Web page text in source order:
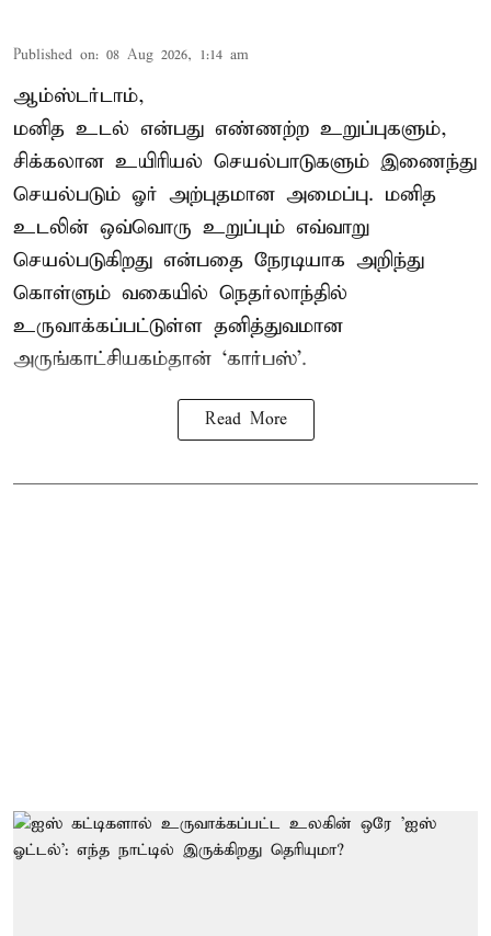
Published on: 08 Aug 2026, 1:14 am
ஆம்ஸ்டர்டாம்,
மனித உடல் என்பது எண்ணற்ற உறுப்புகளும்,
சிக்கலான உயிரியல் செயல்பாடுகளும் இணைந்து
செயல்படும் ஓர் அற்புதமான அமைப்பு. மனித
உடலின் ஒவ்வொரு உறுப்பும் எவ்வாறு
செயல்படுகிறது என்பதை நேரடியாக அறிந்து
கொள்ளும் வகையில் நெதர்லாந்தில்
உருவாக்கப்பட்டுள்ள தனித்துவமான
அருங்காட்சியகம்தான் ‘கார்பஸ்’.
Read More